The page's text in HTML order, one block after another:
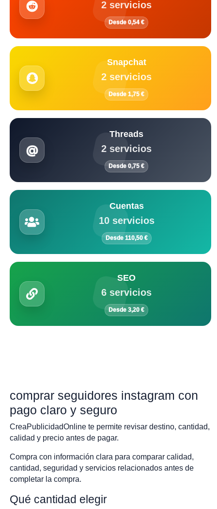
2 servicios
Desde 0,54 €
Snapchat
2 servicios
Desde 1,75 €
Threads
2 servicios
Desde 0,75 €
Cuentas
10 servicios
Desde 110,50 €
SEO
6 servicios
Desde 3,20 €
comprar seguidores instagram con
pago claro y seguro
CreaPublicidadOnline te permite revisar destino, cantidad,
calidad y precio antes de pagar.
Compra con información clara para comparar calidad,
cantidad, seguridad y servicios relacionados antes de
completar la compra.
Qué cantidad elegir